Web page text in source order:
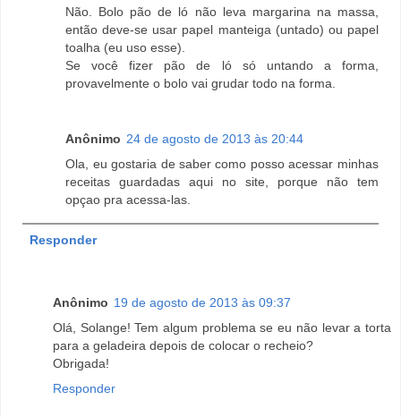
Não. Bolo pão de ló não leva margarina na massa,
então deve-se usar papel manteiga (untado) ou papel
toalha (eu uso esse).
Se você fizer pão de ló só untando a forma,
provavelmente o bolo vai grudar todo na forma.
Anônimo 24 de agosto de 2013 às 20:44
Ola, eu gostaria de saber como posso acessar minhas
receitas guardadas aqui no site, porque não tem
opçao pra acessa-las.
Responder
Anônimo 19 de agosto de 2013 às 09:37
Olá, Solange! Tem algum problema se eu não levar a torta
para a geladeira depois de colocar o recheio?
Obrigada!
Responder